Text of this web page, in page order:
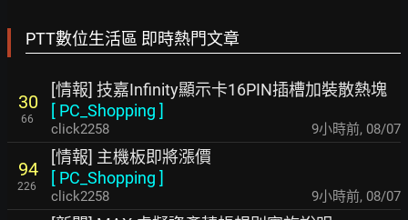
PTT數位生活區 即時熱門文章
30
66
[情報] 技嘉Infinity顯示卡16PIN插槽加裝散熱塊
[ PC_Shopping ]
click2258 9小時前, 08/07
94
226
[情報] 主機板即將漲價
[ PC_Shopping ]
click2258 9小時前, 08/07